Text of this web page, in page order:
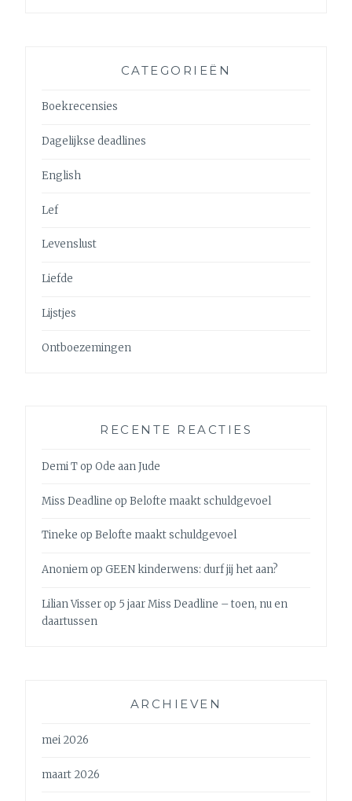
CATEGORIEËN
Boekrecensies
Dagelijkse deadlines
English
Lef
Levenslust
Liefde
Lijstjes
Ontboezemingen
RECENTE REACTIES
Demi TopOde aan Jude
Miss Deadline opBelofte maakt schuldgevoel
Tineke opBelofte maakt schuldgevoel
AnoniemopGEEN kinderwens: durf jij het aan?
Lilian Visserop 5 jaar Miss Deadline – toen, nu en
daartussen
ARCHIEVEN
mei 2026
maart 2026